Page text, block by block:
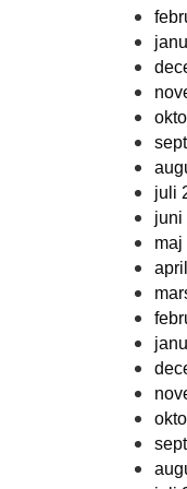
juli
juni
maj